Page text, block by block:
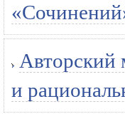
Авторский
и